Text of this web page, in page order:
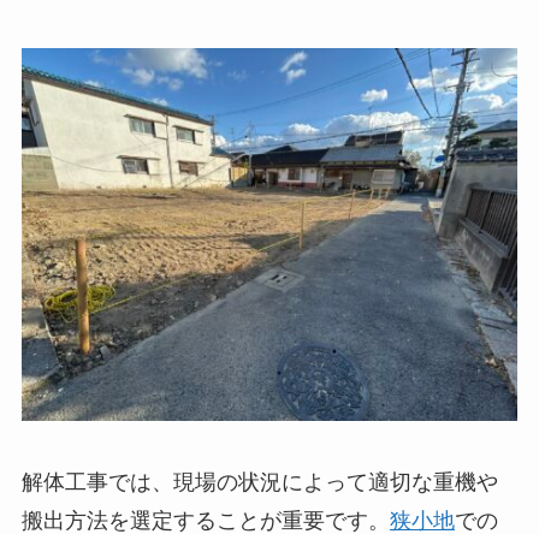
解体工事では、現場の状況によって適切な重機や
搬出方法を選定することが重要です。 狭小地での